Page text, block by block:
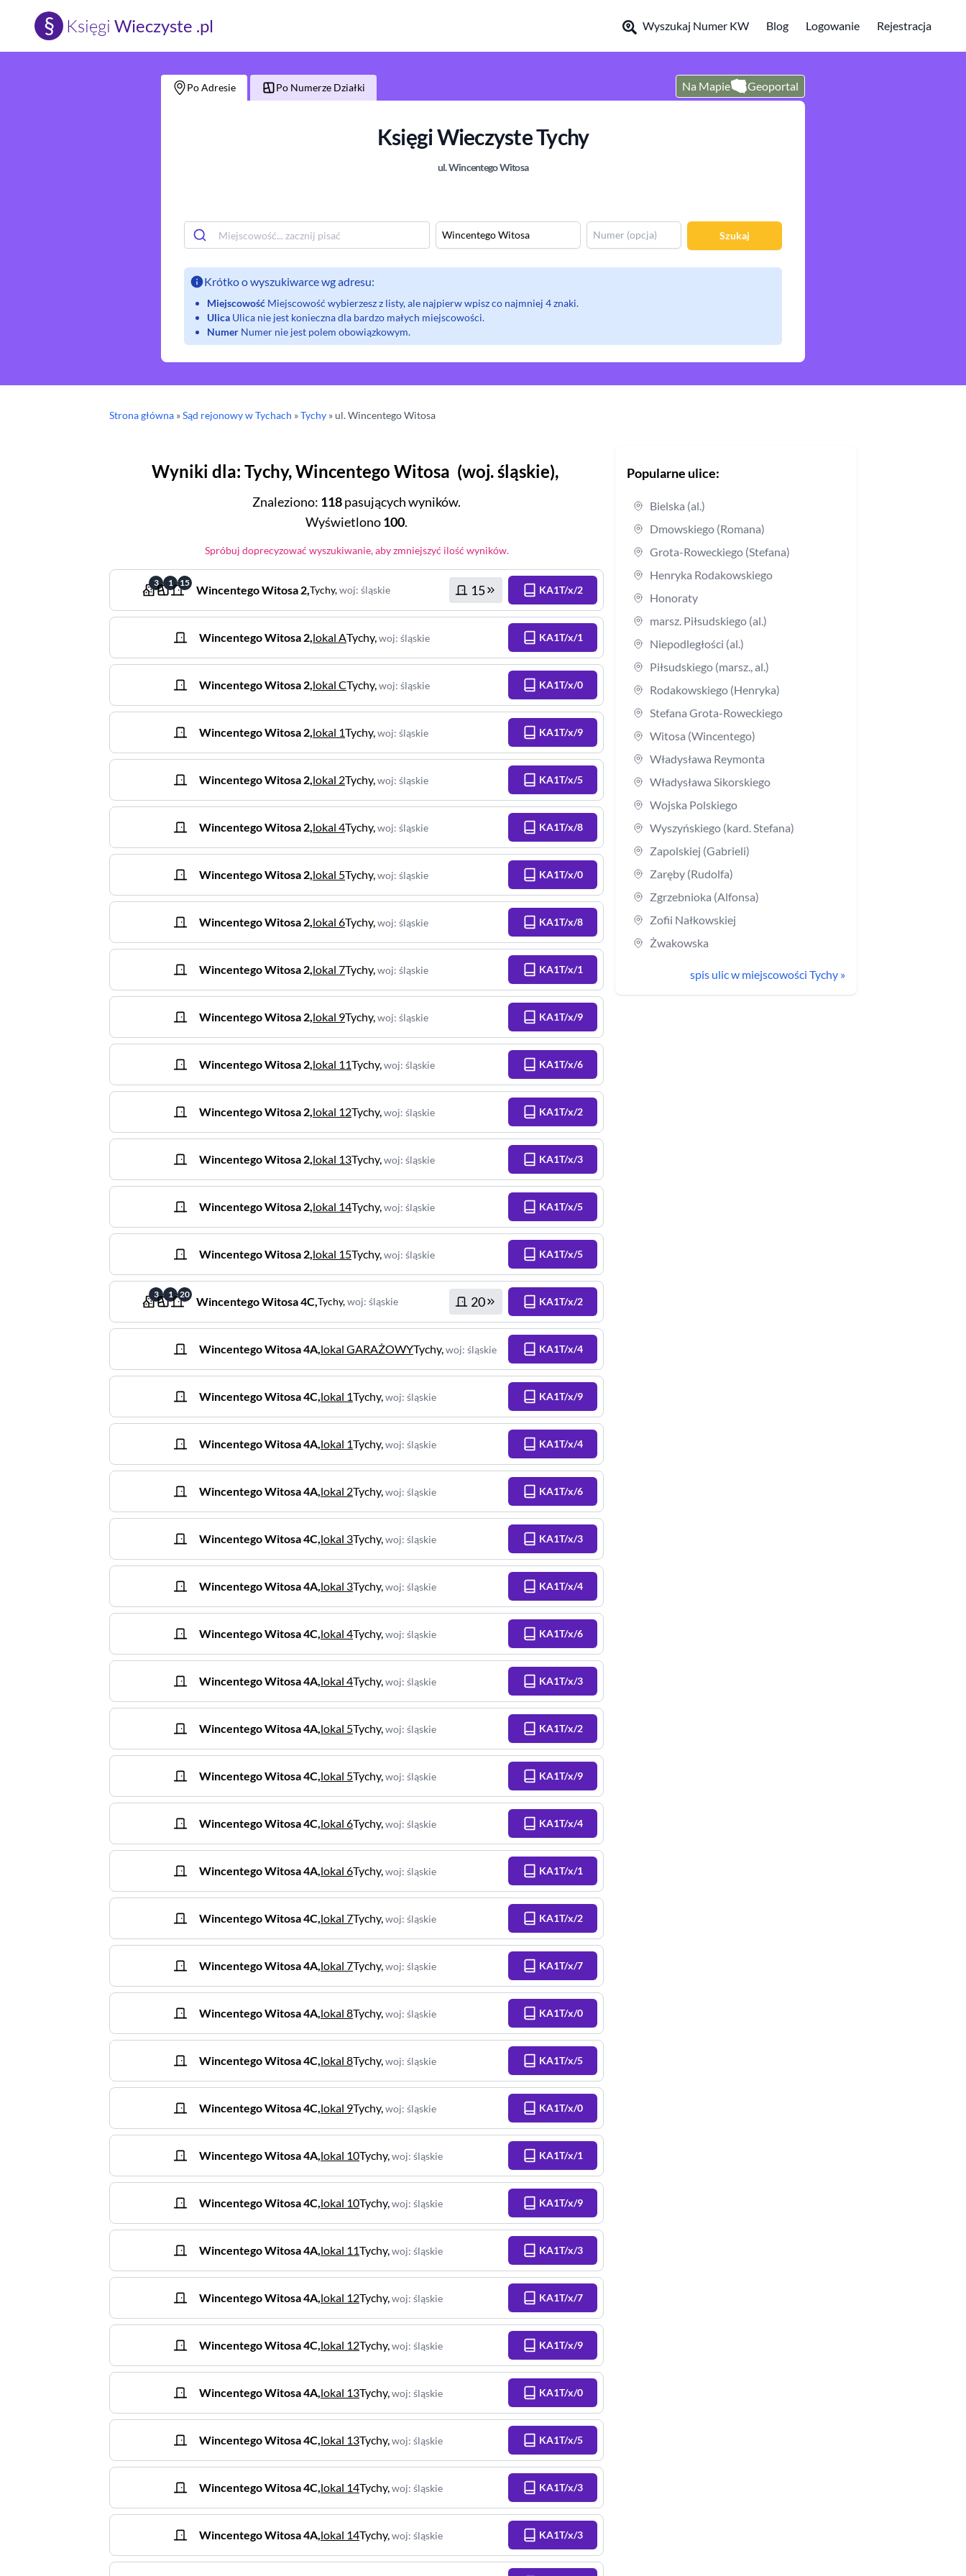
§ Księgi Wieczyste .pl Wyszukaj Numer KW Blog Logowanie Rejestracja
Po Adresie Po Numerze Działki Na Mapie Geoportal
Księgi WieczysteTychy
ul.Wincentego Witosa
Szukaj
Krótko o wyszukiwarce wg adresu:
Miejscowość Miejscowość wybierzesz z listy, ale najpierw wpisz co najmniej 4 znaki.
Ulica Ulica nie jest konieczna dla bardzo małych miejscowości.
Numer Numer nie jest polem obowiązkowym.
Strona główna »Sąd rejonowyw Tychach »Tychy » ul.Wincentego Witosa
Wyniki dla: Tychy,Wincentego Witosa (woj.śląskie),
Znaleziono: 118pasujących wyników.
Wyświetlono100.
Spróbuj doprecyzować wyszukiwanie, aby zmniejszyć ilość wyników.
3 1 15
Wincentego Witosa 2,Tychy,woj: śląskie 15 KA1T/x/2
Wincentego Witosa 2,lokal ATychy,woj: śląskie KA1T/x/1
Wincentego Witosa 2,lokal CTychy,woj: śląskie KA1T/x/0
Wincentego Witosa 2,lokal 1Tychy,woj: śląskie KA1T/x/9
Wincentego Witosa 2,lokal 2Tychy,woj: śląskie KA1T/x/5
Wincentego Witosa 2,lokal 4Tychy,woj: śląskie KA1T/x/8
Wincentego Witosa 2,lokal 5Tychy,woj: śląskie KA1T/x/0
Wincentego Witosa 2,lokal 6Tychy,woj: śląskie KA1T/x/8
Wincentego Witosa 2,lokal 7Tychy,woj: śląskie KA1T/x/1
Wincentego Witosa 2,lokal 9Tychy,woj: śląskie KA1T/x/9
Wincentego Witosa 2,lokal 11Tychy,woj: śląskie KA1T/x/6
Wincentego Witosa 2,lokal 12Tychy,woj: śląskie KA1T/x/2
Wincentego Witosa 2,lokal 13Tychy,woj: śląskie KA1T/x/3
Wincentego Witosa 2,lokal 14Tychy,woj: śląskie KA1T/x/5
Wincentego Witosa 2,lokal 15Tychy,woj: śląskie KA1T/x/5
3 1 20
Wincentego Witosa4C,Tychy,woj: śląskie 20 KA1T/x/2
Wincentego Witosa4A,lokal GARAŻOWYTychy,woj: śląskie KA1T/x/4
Wincentego Witosa4C,lokal 1Tychy,woj: śląskie KA1T/x/9
Wincentego Witosa4A,lokal 1Tychy,woj: śląskie KA1T/x/4
Wincentego Witosa4A,lokal 2Tychy,woj: śląskie KA1T/x/6
Wincentego Witosa4C,lokal 3Tychy,woj: śląskie KA1T/x/3
Wincentego Witosa4A,lokal 3Tychy,woj: śląskie KA1T/x/4
Wincentego Witosa4C,lokal 4Tychy,woj: śląskie KA1T/x/6
Wincentego Witosa4A,lokal 4Tychy,woj: śląskie KA1T/x/3
Wincentego Witosa4A,lokal 5Tychy,woj: śląskie KA1T/x/2
Wincentego Witosa4C,lokal 5Tychy,woj: śląskie KA1T/x/9
Wincentego Witosa4C,lokal 6Tychy,woj: śląskie KA1T/x/4
Wincentego Witosa4A,lokal 6Tychy,woj: śląskie KA1T/x/1
Wincentego Witosa4C,lokal 7Tychy,woj: śląskie KA1T/x/2
Wincentego Witosa4A,lokal 7Tychy,woj: śląskie KA1T/x/7
Wincentego Witosa4A,lokal 8Tychy,woj: śląskie KA1T/x/0
Wincentego Witosa4C,lokal 8Tychy,woj: śląskie KA1T/x/5
Wincentego Witosa4C,lokal 9Tychy,woj: śląskie KA1T/x/0
Wincentego Witosa4A,lokal 10Tychy,woj: śląskie KA1T/x/1
Wincentego Witosa4C,lokal 10Tychy,woj: śląskie KA1T/x/9
Wincentego Witosa4A,lokal 11Tychy,woj: śląskie KA1T/x/3
Wincentego Witosa4A,lokal 12Tychy,woj: śląskie KA1T/x/7
Wincentego Witosa4C,lokal 12Tychy,woj: śląskie KA1T/x/9
Wincentego Witosa4A,lokal 13Tychy,woj: śląskie KA1T/x/0
Wincentego Witosa4C,lokal 13Tychy,woj: śląskie KA1T/x/5
Wincentego Witosa4C,lokal 14Tychy,woj: śląskie KA1T/x/3
Wincentego Witosa4A,lokal 14Tychy,woj: śląskie KA1T/x/3
Popularne ulice:
Bielska (al.)
Dmowskiego (Romana)
Grota-Roweckiego (Stefana)
Henryka Rodakowskiego
Honoraty
marsz. Piłsudskiego (al.)
Niepodległości (al.)
Piłsudskiego (marsz., al.)
Rodakowskiego (Henryka)
Stefana Grota-Roweckiego
Witosa (Wincentego)
Władysława Reymonta
Władysława Sikorskiego
Wojska Polskiego
Wyszyńskiego (kard. Stefana)
Zapolskiej (Gabrieli)
Zaręby (Rudolfa)
Zgrzebnioka (Alfonsa)
Zofii Nałkowskiej
Żwakowska
spis ulic w miejscowości Tychy »